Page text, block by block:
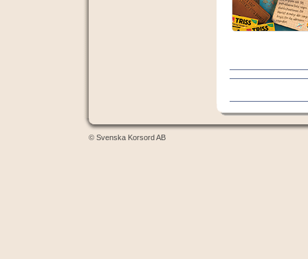
© Svenska Korsord AB